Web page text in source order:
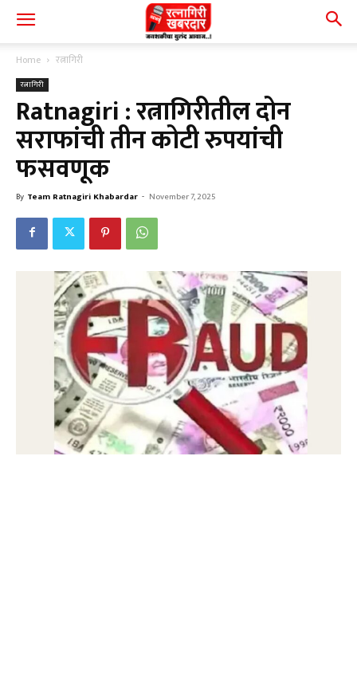
Home रत्नागिरी
रत्नागिरी
Ratnagiri : रत्नागिरीतील दोन
सराफांची तीन कोटी रुपयांची
फसवणूक
By Team Ratnagiri Khabardar - November 7, 2025